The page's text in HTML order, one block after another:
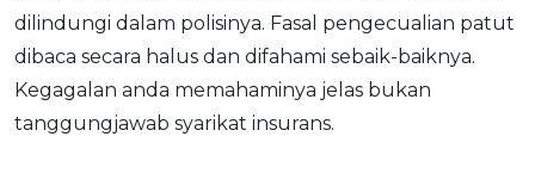
dilindungi dalam polisinya. Fasal pengecualian patut
dibaca secara halus dan difahami sebaik-baiknya.
Kegagalan anda memahaminya jelas bukan
tanggungjawab syarikat insurans.